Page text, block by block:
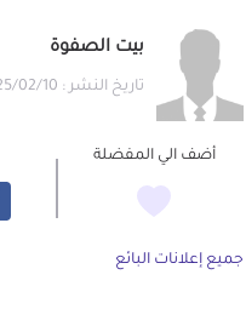
بيت الصفوة
تاريخ النشر : 2025/02/10
أضف الي المفضلة
جميع إعلانات البائع